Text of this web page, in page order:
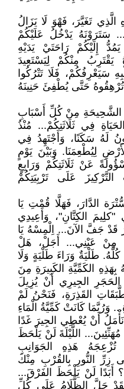
تَغَيَّرَ، فَهْوَ لَا يَزَالُ
سَتَرَوْنَهُ يَدْخُلُ عَلَيْكُمْ
إِلَيْكُمْ رَاحَتَيْ يَدَيْهِ
يَقْتَرِبُ مِنْكُمْ لِيَسْتَعِيدَ
سَيَعْرِفُكُمْ، فَلَا تَتْرُكُوا
تُرْهِقُوهُ حَتَّى يُطْفِئَ حَنِينَهُ
الشَّحِيحَةِ مِنْ كُلِّ أَسْبَابِ
فِي ثَلَاثَتِكُمْ... مُنْذُ
لَهُ سَكَنًا، وَأَجْتَهِدُ فِي
لِيُطْعِمَنَا. وَبَيْنَ يَوْمٍ
عَنْ ثَلَاثَتِكُمْ وَرَابِعٍ
عَلَى تَرْبِيَتِكُمْ
الدَّارَ، فَهَلَّا قُمْتِ يَا
الكِتَّانِ"، وَأَعِيدِي
قَدْ جَفَّ الآنَ... اِلْمِسْهُ يَا
مِنْ عَيْنِي... أَجَلْ، هَلْ
طَلْيَةٌ وَرَاءَ طَلْيَةٍ وَلَا
الكَمِّيَّةِ الكَبِيرَةِ مِنَ
الجِيرِي أَنْ يُزِيلَ
القَذِرَةِ، فَنَحْنُ لَمْ
وَرُبَّمَا كَانَتْ كَمِّيَّةُ الْمَاءِ
أَنْ يُعْطِي الجِيرَ غَدًا
اللَّيْلَةَ لَنْ يَلْحَظَ
هَذِهِ الجَوَانِبِ
زِرِّ النُّورِ بِالقُرْبِ مِنْكَ
أَبَدًا لَنْ يَلْحَظَ الفَرْقَ...
حَلَّ الظَّلَامُ عَلَى كُلِّ